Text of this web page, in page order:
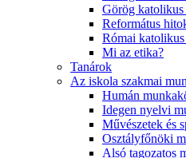
Görög katolikus
Református
Római
Mi az etika?
Tanárok
Az iskola szakmai
Humán
Idegen nyelvi
Művészetek és
Osztályfőnöki
Alsó tagozatos